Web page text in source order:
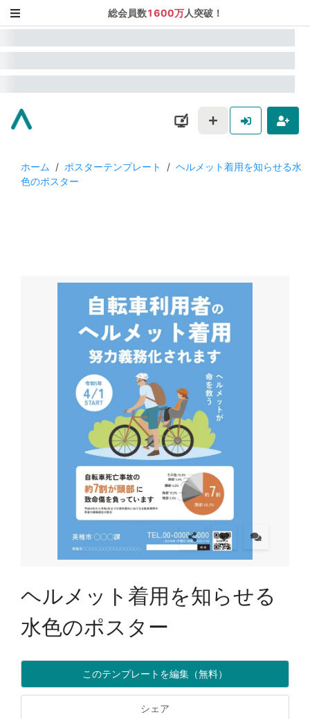
総会員数1600万人突破！
ホーム / ポスターテンプレート / ヘルメット着用を知らせる水
色のポスター
ヘルメット着用を知らせる
水色のポスター
このテンプレートを編集（無料）
シェア